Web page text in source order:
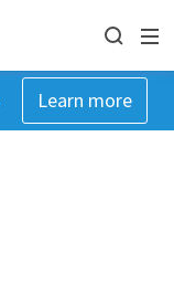
Learn more